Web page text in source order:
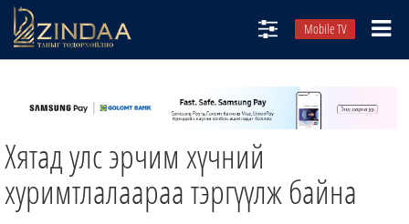
Mobile TV
ТВ8
ӨГЛӨӨНИЙ СОНИН
АУДИО ЗОХИОЛ
ЗИНДАА СЭТГҮҮЛ
Хятад улс эрчим хүчний
хуримтлалаараа тэргүүлж байна